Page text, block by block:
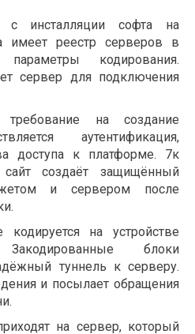
с инсталляции софта на
имеет реестр серверов в
кодирования.
сервер для подключения
требование на создание
аутентификация,
доступа к платформе. 7к
создаёт защищённый
и сервером после
на устройстве
блоки
туннель к серверу.
и посылает обращения
на сервер, который